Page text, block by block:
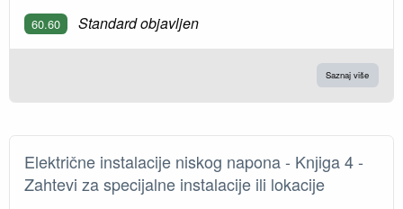
60.60 Standard objavljen
Saznaj više
Električne instalacije niskog napona - Knјiga 4 -
Zahtevi za specijalne instalacije ili lokacije